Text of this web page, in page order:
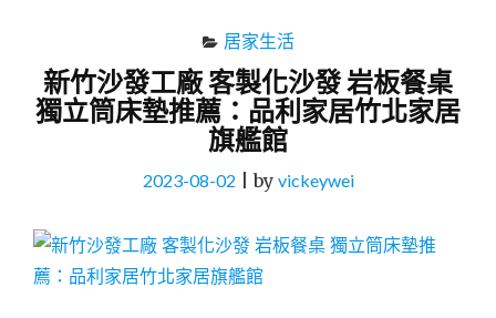
居家生活
新竹沙發工廠 客製化沙發 岩板餐桌
獨立筒床墊推薦：品利家居竹北家居
旗艦館
2023-08-02|by vickeywei